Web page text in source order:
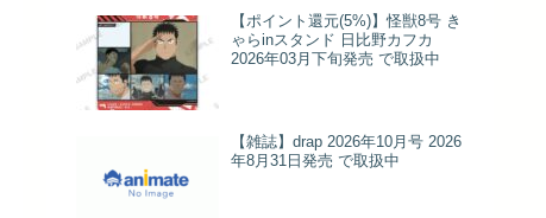
【ポイント還元(5%)】怪獣8号 き
ゃらinスタンド 日比野カフカ
2026年03月下旬発売 で取扱中
【雑誌】drap 2026年10月号 2026
年8月31日発売 で取扱中